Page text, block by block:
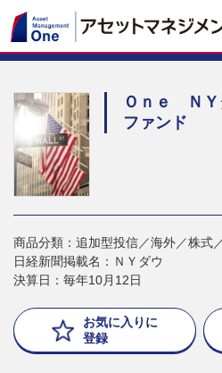
Ｏｎｅ ＮＹ
ファンド
商品分類：追加型投信／海外／株式
日経新聞掲載名：ＮＹダウ
決算日：毎年10月12日
お気に入りに
登録